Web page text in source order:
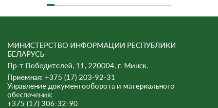
МИНИСТЕРСТВО ИНФОРМАЦИИ РЕСПУБЛИКИ
БЕЛАРУСЬ
Пр-т Победителей, 11, 220004, г. Минск.
Приемная: +375 (17) 203-92-31
Управление документооборота и материального
обеспечения:
+375 (17) 306-32-90